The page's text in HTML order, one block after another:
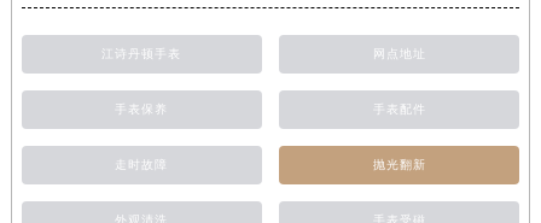
江诗丹顿手表 网点地址
手表保养 手表配件
走时故障 抛光翻新